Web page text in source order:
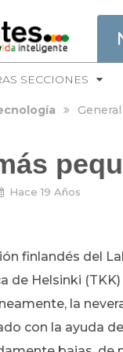
SECCIONES
General
Hace 19 Años
finlandés del
de Helsinki
la
con la ayuda